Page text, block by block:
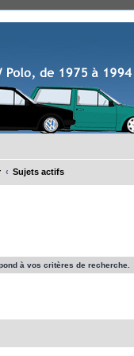
Sujets actifs
à vos critères de recherche.